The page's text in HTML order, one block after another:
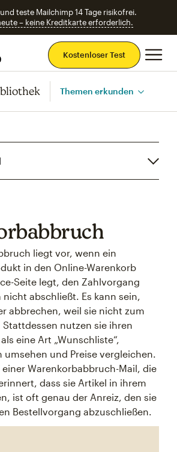
teste Mailchimp 14 Tage risikofrei.
– keine Kreditkarte erforderlich.
Kostenloser Test
Themen erkunden
liegt vor, wenn ein
in den Online-Warenkorb
Seite legt, den Zahlvorgang
abschließt. Es kann sein,
abbrechen, weil sie nicht zum
nutzen sie ihren
eine Art „Wunschliste“,
umsehen und Preise vergleichen.
einer Warenkorbabbruch-Mail, die
dass sie Artikel in ihrem
ist oft genau der Anreiz, den sie
Bestellvorgang abzuschließen.